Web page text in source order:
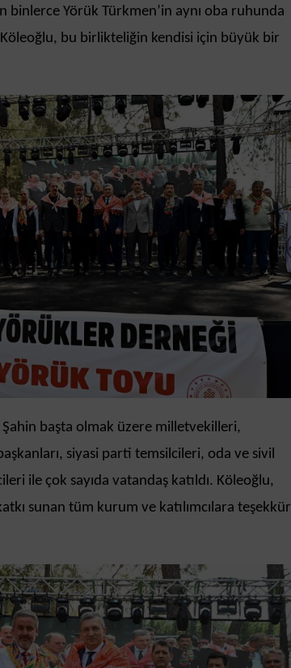
binlerce Yörük Türkmen’in aynı oba ruhunda
bu birlikteliğin kendisi için büyük bir
Şahin başta olmak üzere milletvekilleri,
siyasi parti temsilcileri, oda ve sivil
ile çok sayıda vatandaş katıldı. Köleoğlu,
sunan tüm kurum ve katılımcılara teşekkür